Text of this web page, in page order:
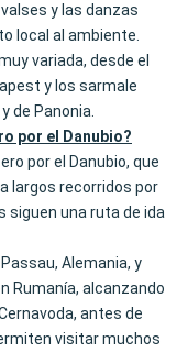
y las danzas
local al ambiente.
variada, desde el
y los sarmale
de Panonia.
por el Danubio?
por el Danubio, que
largos recorridos por
siguen una ruta de ida
Alemania, y
Rumanía, alcanzando
antes de
visitar muchos